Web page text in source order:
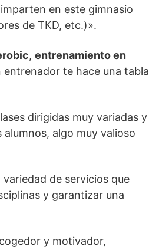
en este gimnasio
de TKD, etc.)».
, entrenamiento en
entrenador te hace una tabla
dirigidas muy variadas y
algo muy valioso
de servicios que
y garantizar una
y motivador,